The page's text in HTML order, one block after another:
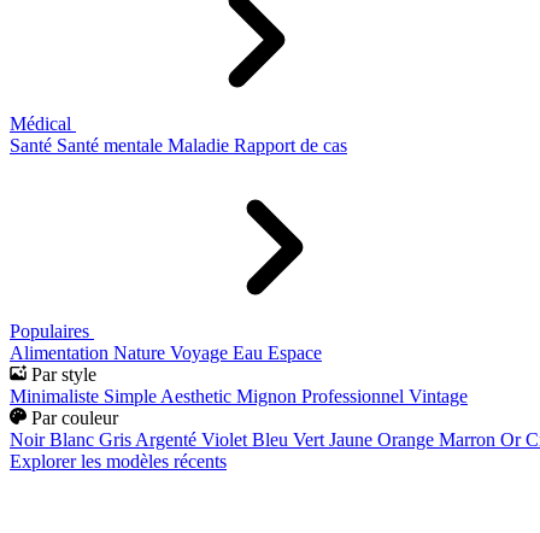
Médical
Santé Santé mentale Maladie Rapport de cas
Populaires
Alimentation Nature Voyage Eau Espace
Par style
Minimaliste Simple Aesthetic Mignon Professionnel Vintage
Par couleur
Noir Blanc Gris Argenté Violet Bleu Vert Jaune Orange Marron Or
Explorer les modèles récents